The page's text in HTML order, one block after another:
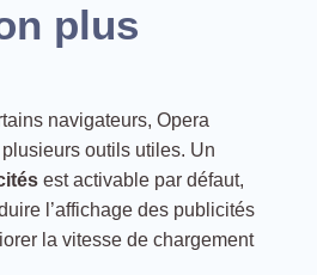
plus
navigateurs, Opera
outils utiles. Un
est activable par défaut,
l’affichage des publicités
la vitesse de chargement